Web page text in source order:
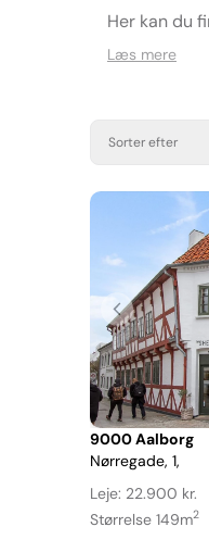
Her kan du
Læs mere
Sorter efter
Item
1
of
3
9000 Aalborg
Nørregade, 1,
Leje: 22.900 kr.
Størrelse 149m2